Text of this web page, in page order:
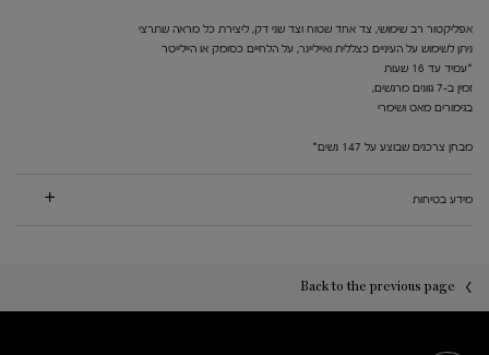
אפליקטור רב שימושי, צד אחד שטוח וצד שני דק, ליצירת כל מראה שתרצי
ניתן לשימוש על העיניים כצללית ואייליינר, על הלחיים כסומק או היילייטר
*עמיד עד 16 שעות
זמין ב-7 גוונים מרגשים,
בגימורים מאט ושימרי
מבחן צרכנים שבוצע על 147 נשים*
מידע בטיחות
Back to the previous page